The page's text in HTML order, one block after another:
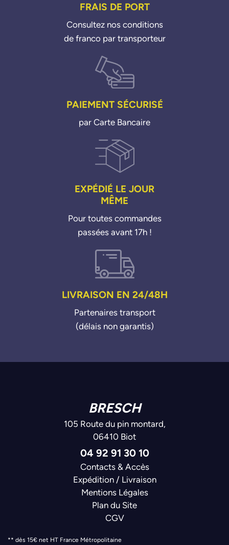
FRAIS DE PORT
Consultez nos conditions
de franco par transporteur
PAIEMENT SÉCURISÉ
par Carte Bancaire
EXPÉDIÉ LE JOUR
MÊME
Pour toutes commandes
passées avant 17h !
LIVRAISON EN 24/48H
Partenaires transport
(délais non garantis)
BRESCH
105 Route du pin montard,
06410 Biot
04 92 91 30 10
Contacts & Accès
Expédition / Livraison
Mentions Légales
Plan du Site
CGV
** dès 15€ net HT France Métropolitaine